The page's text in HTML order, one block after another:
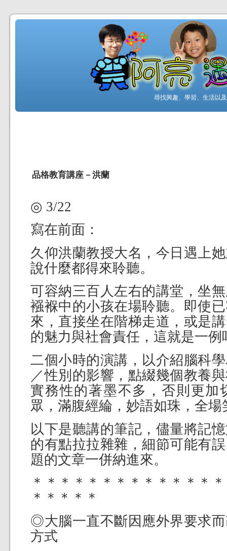
尋找興趣、學習、生活以
品格教育講座－洪蘭
◎ 3/22
寫在前面：
久仰洪蘭教授大名，今日遇上
說什麼都得來聆聽。
可容納三百人左右的講堂，坐
襁褓中的小孩在場聆聽。即使
來，直接坐在階梯走道，或是
的魅力與社會責任，這就是一例
二個小時的演講，以介紹腦科
／性別的影響，點綴幾個教養
實務性的著墨不多，否則更加
眾，滿腹經綸，妙語如珠，全
以下是聽講的筆記，儘量將記
的有點拉拉雜雜，細節可能有
題的文章一併納進來。
＊＊＊＊＊＊＊＊＊＊＊＊＊
＊＊＊＊＊
◎大腦一直不斷因應外界要求
方式